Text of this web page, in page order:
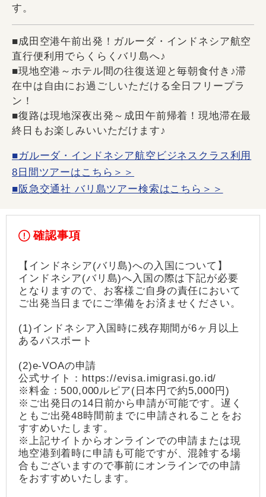
す。
■成田空港午前出発！ガルーダ・インドネシア航空
直行便利用でらくらくバリ島へ♪
■現地空港～ホテル間の往復送迎と毎朝食付き♪滞
在中は自由にお過ごしいただける全日フリープラ
ン！
■復路は現地深夜出発～成田午前帰着！現地滞在最
終日もお楽しみいいただけます♪
■ガルーダ・インドネシア航空ビジネスクラス利用
8日間ツアーはこちら＞＞
■阪急交通社 バリ島ツアー検索はこちら＞＞
確認事項
【インドネシア(バリ島)への入国について】
インドネシア(バリ島)へ入国の際は下記が必要
となりますので、お客様ご自身の責任において
ご出発当日までにご準備をお済ませください。
(1)インドネシア入国時に残存期間が6ヶ月以上
あるパスポート
(2)e-VOAの申請
公式サイト：https://evisa.imigrasi.go.id/
※料金：500,000ルピア(日本円で約5,000円)
※ご出発日の14日前から申請が可能です。遅く
ともご出発48時間前までに申請されることをお
すすめいたします。
※上記サイトからオンラインでの申請または現
地空港到着時に申請も可能ですが、混雑する場
合もございますので事前にオンラインでの申請
をおすすめいたします。